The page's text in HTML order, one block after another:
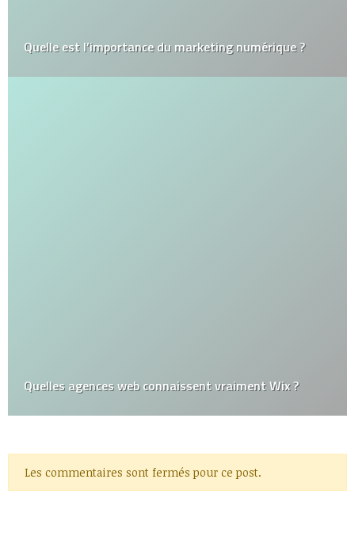
Quelle est l’importance du marketing numérique ?
Quelles agences web connaissent vraiment Wix ?
Les commentaires sont fermés pour ce post.